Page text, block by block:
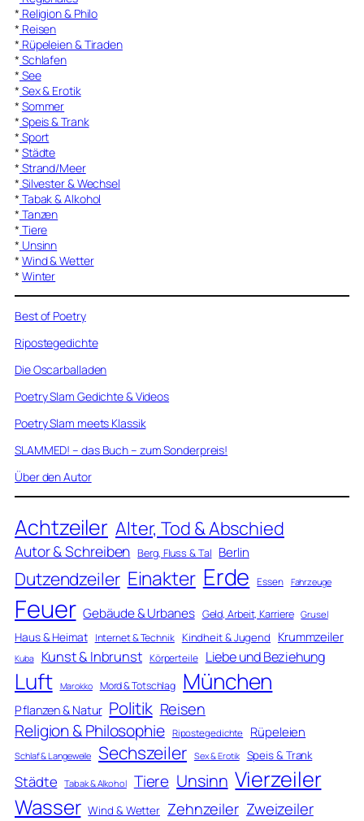
* Religion & Philo
* Reisen
* Rüpeleien & Tiraden
* Schlafen
* See
* Sex & Erotik
* Sommer
* Speis & Trank
* Sport
* Städte
* Strand/Meer
* Silvester & Wechsel
* Tabak & Alkohol
* Tanzen
* Tiere
* Unsinn
* Wind & Wetter
* Winter
Best of Poetry
Ripostegedichte
Die Oscarballaden
Poetry Slam Gedichte & Videos
Poetry Slam meets Klassik
SLAMMED! – das Buch – zum Sonderpreis!
Über den Autor
Achtzeiler Alter, Tod & Abschied
Autor & Schreiben Berg, Fluss & Tal Berlin
Dutzendzeiler Einakter Erde Essen Fahrzeuge
Feuer Gebäude & Urbanes Geld, Arbeit, Karriere Grusel
Haus & Heimat Internet & Technik Kindheit & Jugend Krummzeiler
Kuba Kunst & Inbrunst Körperteile Liebe und Beziehung
Luft Marokko Mord & Totschlag München
Pflanzen & Natur Politik Reisen
Religion & Philosophie Ripostegedichte Rüpeleien
Schlaf & Langeweile Sechszeiler Sex & Erotik Speis & Trank
Städte Tabak & Alkohol Tiere Unsinn Vierzeiler
Wasser Wind & Wetter Zehnzeiler Zweizeiler